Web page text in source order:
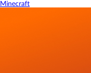
Minecraft